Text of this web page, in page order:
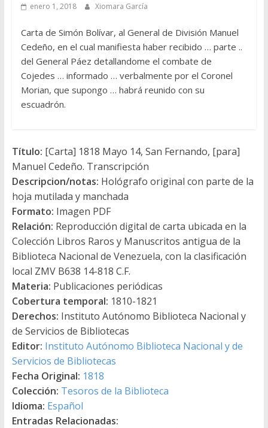
enero 1, 2018 Xiomara García
Carta de Simón Bolívar, al General de División Manuel
Cedeño, en el cual manifiesta haber recibido … parte ..
del General Páez detallandome el combate de
Cojedes … informado … verbalmente por el Coronel
Morian, que supongo … habrá reunido con su
escuadrón.
Título: [Carta] 1818 Mayo 14, San Fernando, [para]
Manuel Cedeño. Transcripción
Descripcion/notas: Hológrafo original con parte de la
hoja mutilada y manchada
Formato: Imagen PDF
Relación: Reproducción digital de carta ubicada en la
Colección Libros Raros y Manuscritos antigua de la
Biblioteca Nacional de Venezuela, con la clasificación
local ZMV B638 14-818 C.F.
Materia: Publicaciones periódicas
Cobertura temporal: 1810-1821
Derechos: Instituto Autónomo Biblioteca Nacional y
de Servicios de Bibliotecas
Editor: Instituto Autónomo Biblioteca Nacional y de
Servicios de Bibliotecas
Fecha Original: 1818
Colección: Tesoros de la Biblioteca
Idioma: Español
Entradas Relacionadas: